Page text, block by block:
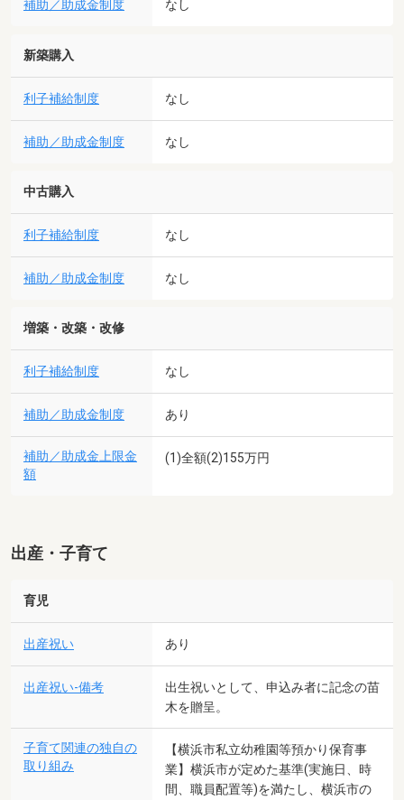
補助／助成金制度 なし
新築購入
利子補給制度 なし
補助／助成金制度 なし
中古購入
利子補給制度 なし
補助／助成金制度 なし
増築・改築・改修
利子補給制度 なし
補助／助成金制度 あり
補助／助成金上限金
額
(1)全額(2)155万円
出産・子育て
育児
出産祝い あり
出産祝い-備考
出生祝いとして、申込み者に記念の苗
木を贈呈。
子育て関連の独自の
取り組み
【横浜市私立幼稚園等預かり保育事
業】横浜市が定めた基準(実施日、時
間、職員配置等)を満たし、横浜市の